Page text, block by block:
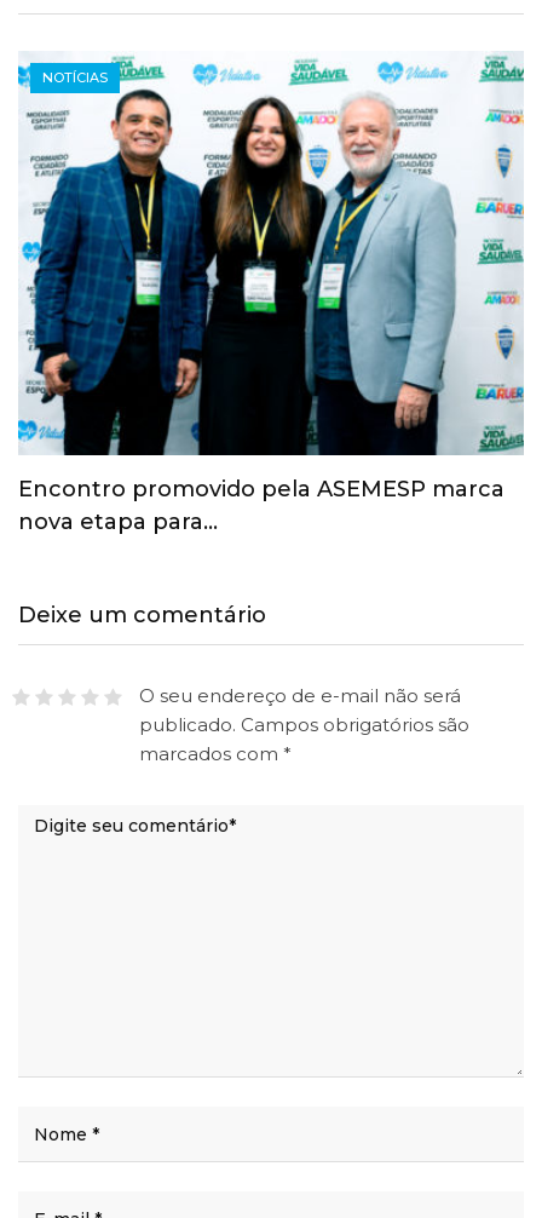
NOTÍCIAS
Esporte ganha espaço na agenda
econômica e mobiliza…
Deixe um comentário
O seu endereço de e-mail não será
publicado. Campos obrigatórios são
marcados com *